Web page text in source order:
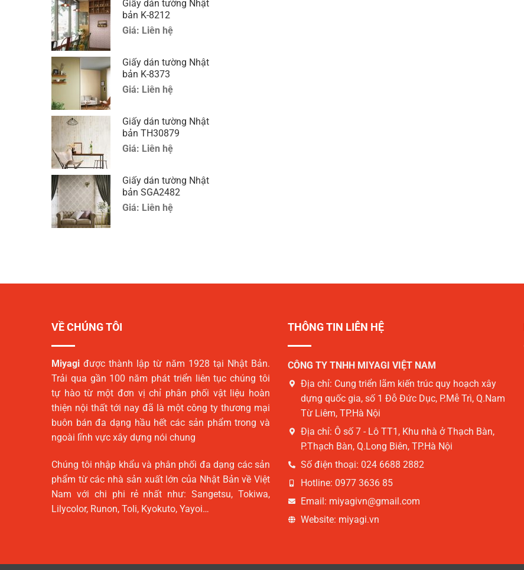
Giấy dán tường Nhật
bản K-8212
Giá: Liên hệ
Giấy dán tường Nhật
bản K-8373
Giá: Liên hệ
Giấy dán tường Nhật
bản TH30879
Giá: Liên hệ
Giấy dán tường Nhật
bản SGA2482
Giá: Liên hệ
VỀ CHÚNG TÔI
Miyagi được thành lập từ năm 1928 tại Nhật Bản.
Trải qua gần 100 năm phát triển liên tục chúng tôi
tự hào từ một đơn vị chỉ phân phối vật liệu hoàn
thiện nội thất tới nay đã là một công ty thương mại
buôn bán đa dạng hầu hết các sản phẩm trong và
ngoài lĩnh vực xây dựng nói chung
Chúng tôi nhập khẩu và phân phối đa dạng các sản
phẩm từ các nhà sản xuất lớn của Nhật Bản về Việt
Nam với chi phi rẻ nhất như: Sangetsu, Tokiwa,
Lilycolor, Runon, Toli, Kyokuto, Yayoi…
THÔNG TIN LIÊN HỆ
CÔNG TY TNHH MIYAGI VIỆT NAM
Địa chỉ: Cung triển lãm kiến trúc quy hoạch xây
dựng quốc gia, số 1 Đỗ Đức Dục, P.Mễ Trì, Q.Nam
Từ Liêm, TP.Hà Nội
Địa chỉ: Ô số 7 - Lô TT1, Khu nhà ở Thạch Bàn,
P.Thạch Bàn, Q.Long Biên, TP.Hà Nội
Số điện thoại: 024 6688 2882
Hotline: 0977 3636 85
Email: miyagivn@gmail.com
Website: miyagi.vn